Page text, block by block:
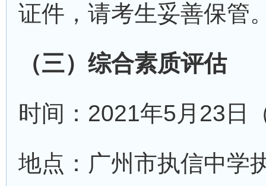
证件，请考生妥善保管
（三）综合素质评估
时间：2021年5月23日
地点：广州市执信中学